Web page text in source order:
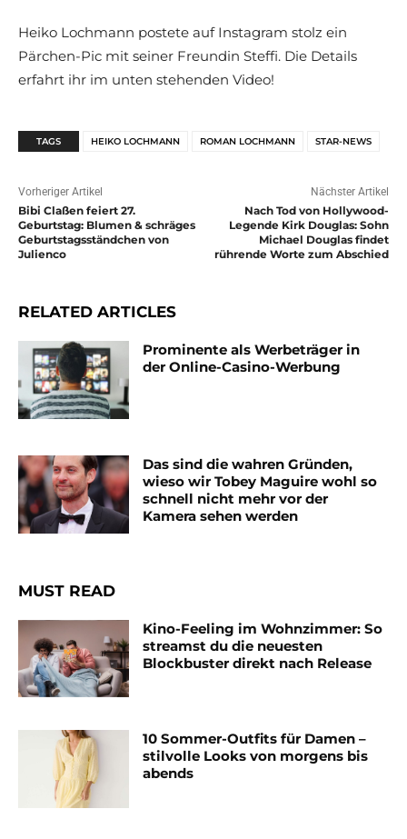
Heiko Lochmann postete auf Instagram stolz ein
Pärchen-Pic mit seiner Freundin Steffi. Die Details
erfahrt ihr im unten stehenden Video!
TAGS HEIKO LOCHMANN ROMAN LOCHMANN STAR-NEWS
Vorheriger Artikel
Bibi Claßen feiert 27.
Geburtstag: Blumen & schräges
Geburtstagsständchen von
Julienco
Nächster Artikel
Nach Tod von Hollywood-
Legende Kirk Douglas: Sohn
Michael Douglas findet
rührende Worte zum Abschied
RELATED ARTICLES
Prominente als Werbeträger in
der Online-Casino-Werbung
Das sind die wahren Gründen,
wieso wir Tobey Maguire wohl so
schnell nicht mehr vor der
Kamera sehen werden
MUST READ
Kino-Feeling im Wohnzimmer: So
streamst du die neuesten
Blockbuster direkt nach Release
10 Sommer-Outfits für Damen –
stilvolle Looks von morgens bis
abends